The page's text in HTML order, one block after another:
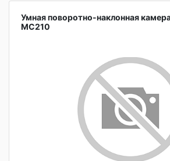
Умная поворотно-наклонная
MC210